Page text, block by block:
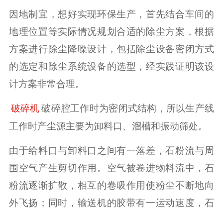
因地制宜，想好实现环保生产，首先结合车间的
地理位置等实际情况规划合适的除尘方案，根据
方案进行除尘降噪设计，包括除尘设备密闭方式
的选定和除尘系统设备的选型，经实践证明该设
计方案非常合理。
破碎机破碎腔工作时为密闭式结构，所以生产线
工作时产尘源主要为卸料口、溜槽和振动筛处。
由于给料口与卸料口之间有一落差，石粉流与周
围空气产生剪切作用。空气被卷进物料流中，石
粉流逐渐扩散，相互的卷吸作用使粉尘不断地向
外飞扬；同时，输送机的胶带有一运动速度，石